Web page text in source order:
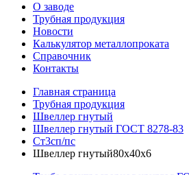
О заводе
Трубная продукция
Новости
Калькулятор металлопроката
Справочник
Контакты
Главная страница
Трубная продукция
Швеллер гнутый
Швеллер гнутый ГОСТ 8278-83
Ст3сп/пс
Швеллер гнутый80х40х6